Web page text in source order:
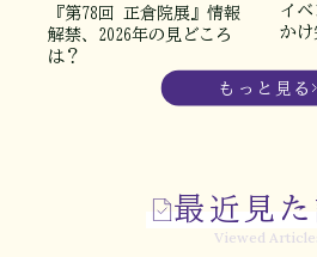
『第78回 正倉院展』情報
解禁、2026年の見どころ
は？
イ
かけ
もっと見る
最近見
Viewed